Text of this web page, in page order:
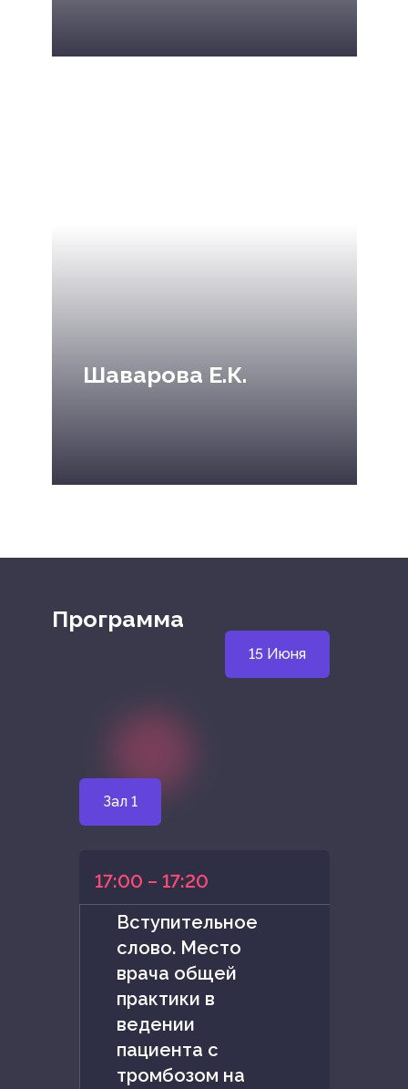
Шаварова Е.К.
Программа
15 Июня
Зал 1
17:00 – 17:20
Вступительное
слово. Место
врача общей
практики в
ведении
пациента с
тромбозом на